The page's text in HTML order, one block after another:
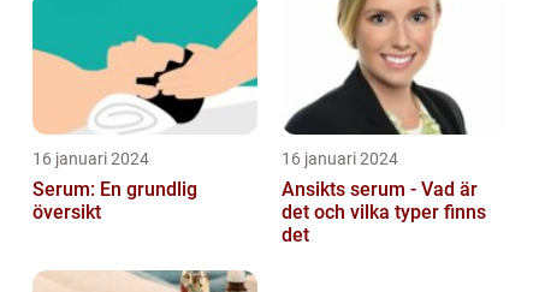
16 januari 2024
Serum: En grundlig
översikt
16 januari 2024
Ansikts serum - Vad är
det och vilka typer finns
det